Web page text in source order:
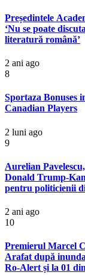
Președintele
‘Nu se poate
literatură română’
2 ani ago
8
Sportaza Bonuses
Canadian Players
2 luni ago
9
Aurelian
Donald Trump-
pentru politicienii
2 ani ago
10
Premierul Marcel
Arafat după
Ro-Alert și la 01